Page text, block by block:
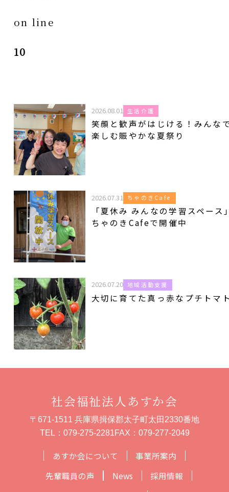
on line
10
2026.08.01 生活介護
笑顔と歓声がはじける！みんな
楽しむ賑やかな夏祭り
2026.07.31 ちゃのきCafe
「夏休み みんなの学習スペース
ちゃのきCafeで開催中
2026.07.20 地域活動支援
大切に育てた真っ赤なプチトマ
あすか会について
事業所案内
先輩職員の声
News
採用情報
社会福祉法人あすか会
〒671-1511 兵庫県揖保郡太子町太田2330番地
TEL： 079-275-2281FAX：079-277-2049